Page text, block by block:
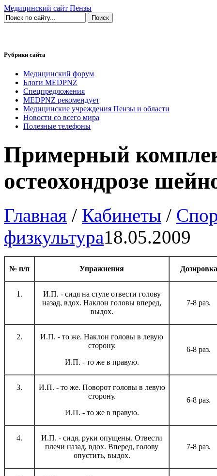
Медицинский сайт Пензы
Рубрики сайта
Медицинский форум
Блоги MEDPNZ
Спецпредложения
MEDPNZ рекомендует
Медицинские учреждения Пензы и области
Новости со всего мира
Полезные телефоны
Примерный
остеохондрозе
Главная / Кабинеты /
физкультура18.05.2009
№ п/п Упражнения Дозировка
1.
И.П. - сидя на стуле отвести голову
назад, вдох. Наклон головы вперед,
выдох.
7-8 раз.
2.
И.П. - то же. Наклон головы в левую
сторону.
И.П. - то же в правую.
6-8 раз.
3.
И.П. - то же. Поворот головы в левую
сторону.
И.П. - то же в правую.
6-8 раз.
4.
И.П. - сидя, руки опущены. Отвести
плечи назад, вдох. Вперед, голову
опустить, выдох.
7-8 раз.